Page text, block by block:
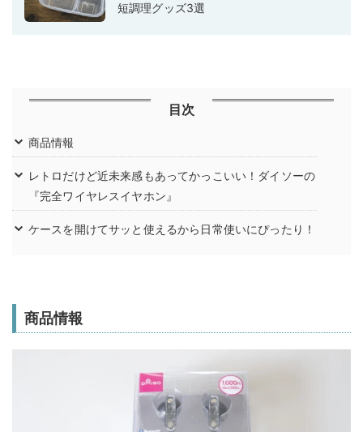
短調理グッズ3選
目次
商品情報
レトロだけど近未来感もあってかっこいい！ダイソーの
『完全ワイヤレスイヤホン』
ケースを開けてサッと使えるから日常使いにぴったり！
商品情報